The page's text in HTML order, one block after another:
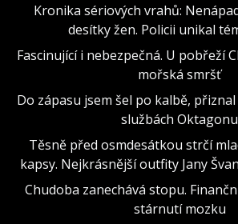
Kronika sériových vrahů:
desítky žen. Policii unikal
Fascinující i nebezpečná. U pobřeží
mořská smršť
Do zápasu jsem šel po kalbě, přiznal
službách Oktagonu
Těsně před osmdesátkou strčí
kapsy. Nejkrásnější outfity Jany
Chudoba zanechává stopu.
stárnutí mozku